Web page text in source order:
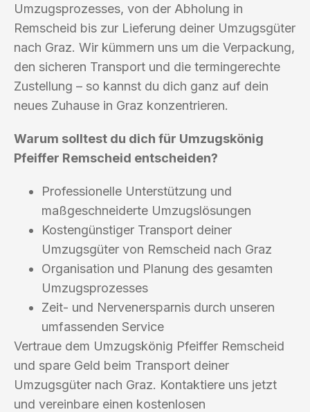
Umzugsprozesses, von der Abholung in
Remscheid bis zur Lieferung deiner Umzugsgüter
nach Graz. Wir kümmern uns um die Verpackung,
den sicheren Transport und die termingerechte
Zustellung – so kannst du dich ganz auf dein
neues Zuhause in Graz konzentrieren.
Warum solltest du dich für Umzugskönig
Pfeiffer Remscheid entscheiden?
Professionelle Unterstützung und
maßgeschneiderte Umzugslösungen
Kostengünstiger Transport deiner
Umzugsgüter von Remscheid nach Graz
Organisation und Planung des gesamten
Umzugsprozesses
Zeit- und Nervenersparnis durch unseren
umfassenden Service
Vertraue dem Umzugskönig Pfeiffer Remscheid
und spare Geld beim Transport deiner
Umzugsgüter nach Graz. Kontaktiere uns jetzt
und vereinbare einen kostenlosen